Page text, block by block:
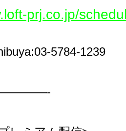
prj.co.jp/
5784-1239